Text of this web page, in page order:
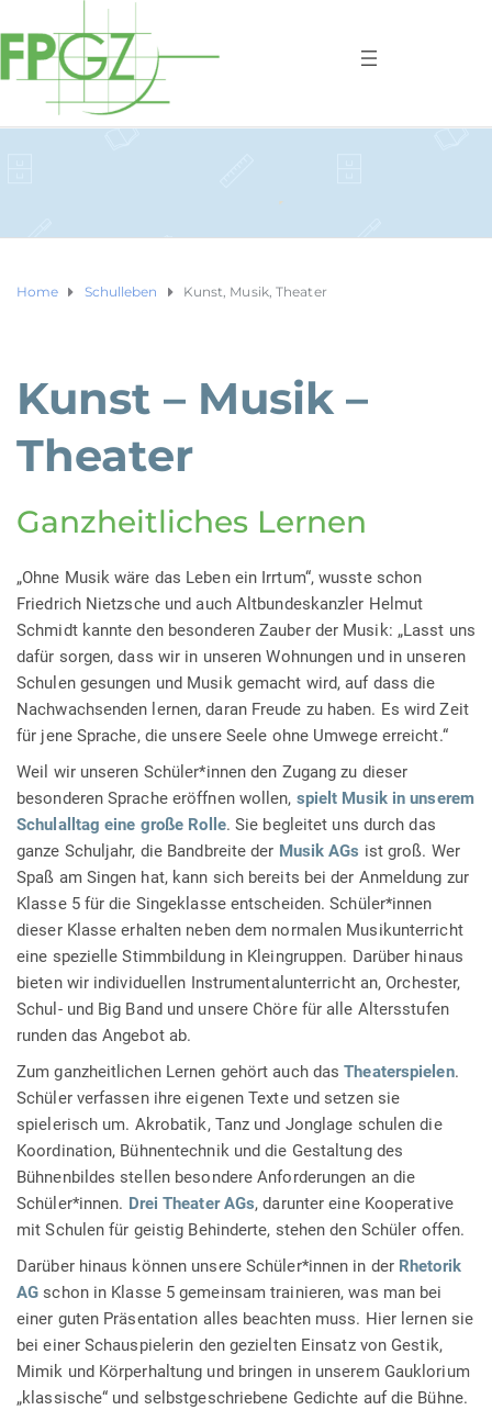
Home Schulleben Kunst, Musik, Theater
Kunst – Musik –
Theater
Ganzheitliches Lernen
„Ohne Musik wäre das Leben ein Irrtum“, wusste schon
Friedrich Nietzsche und auch Altbundeskanzler Helmut
Schmidt kannte den besonderen Zauber der Musik: „Lasst uns
dafür sorgen, dass wir in unseren Wohnungen und in unseren
Schulen gesungen und Musik gemacht wird, auf dass die
Nachwachsenden lernen, daran Freude zu haben. Es wird Zeit
für jene Sprache, die unsere Seele ohne Umwege erreicht.“
Weil wir unseren Schüler*innen den Zugang zu dieser
besonderen Sprache eröffnen wollen, spielt Musik in unserem
Schulalltag eine große Rolle. Sie begleitet uns durch das
ganze Schuljahr, die Bandbreite der Musik AGs ist groß. Wer
Spaß am Singen hat, kann sich bereits bei der Anmeldung zur
Klasse 5 für die Singeklasse entscheiden. Schüler*innen
dieser Klasse erhalten neben dem normalen Musikunterricht
eine spezielle Stimmbildung in Kleingruppen. Darüber hinaus
bieten wir individuellen Instrumentalunterricht an, Orchester,
Schul- und Big Band und unsere Chöre für alle Altersstufen
runden das Angebot ab.
Zum ganzheitlichen Lernen gehört auch dasTheaterspielen.
Schüler verfassen ihre eigenen Texte und setzen sie
spielerisch um. Akrobatik, Tanz und Jonglage schulen die
Koordination, Bühnentechnik und die Gestaltung des
Bühnenbildes stellen besondere Anforderungen an die
Schüler*innen. Drei Theater AGs, darunter eine Kooperative
mit Schulen für geistig Behinderte, stehen den Schüler offen.
Darüber hinaus können unsere Schüler*innen in der Rhetorik
AG schon in Klasse 5 gemeinsam trainieren, was man bei
einer guten Präsentation alles beachten muss. Hier lernen sie
bei einer Schauspielerin den gezielten Einsatz von Gestik,
Mimik und Körperhaltung und bringen in unserem Gauklorium
„klassische“ und selbstgeschriebene Gedichte auf die Bühne.